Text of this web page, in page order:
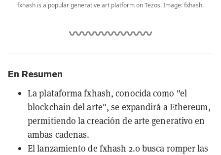
fxhash is a popular generative art platform on Tezos. Image: fxhash.
En Resumen
La plataforma fxhash, conocida como "el
blockchain del arte", se expandirá a Ethereum,
permitiendo la creación de arte generativo en
ambas cadenas.
El lanzamiento de fxhash 2.0 busca romper las